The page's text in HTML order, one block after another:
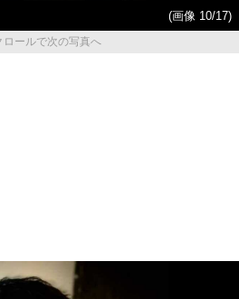
(画像 10/17)
ロールで次の写真へ